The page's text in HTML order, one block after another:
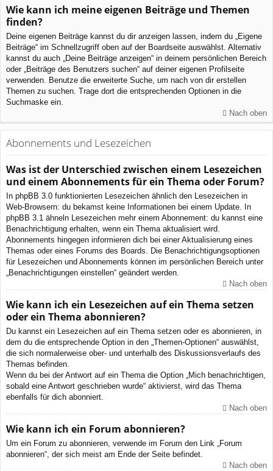
Wie kann ich meine eigenen Beiträge und Themen
finden?
Deine eigenen Beiträge kannst du dir anzeigen lassen, indem du „Eigene
Beiträge“ im Schnellzugriff oben auf der Boardseite auswählst. Alternativ
kannst du auch „Deine Beiträge anzeigen“ in deinem persönlichen Bereich
oder „Beiträge des Benutzers suchen“ auf deiner eigenen Profilseite
verwenden. Benutze die erweiterte Suche, um nach von dir erstellen
Themen zu suchen. Trage dort die entsprechenden Optionen in die
Suchmaske ein.
Nach oben
Abonnements und Lesezeichen
Was ist der Unterschied zwischen einem Lesezeichen
und einem Abonnements für ein Thema oder Forum?
In phpBB 3.0 funktionierten Lesezeichen ähnlich den Lesezeichen in
Web-Browsern: du bekamst keine Informationen bei einem Update. In
phpBB 3.1 ähneln Lesezeichen mehr einem Abonnement: du kannst eine
Benachrichtigung erhalten, wenn ein Thema aktualisiert wird.
Abonnements hingegen informieren dich bei einer Aktualisierung eines
Themas oder eines Forums des Boards. Die Benachrichtigungsoptionen
für Lesezeichen und Abonnements können im persönlichen Bereich unter
„Benachrichtigungen einstellen“ geändert werden.
Nach oben
Wie kann ich ein Lesezeichen auf ein Thema setzen
oder ein Thema abonnieren?
Du kannst ein Lesezeichen auf ein Thema setzen oder es abonnieren, in
dem du die entsprechende Option in den „Themen-Optionen“ auswählst,
die sich normalerweise ober- und unterhalb des Diskussionsverlaufs des
Themas befinden.
Wenn du bei der Antwort auf ein Thema die Option „Mich benachrichtigen,
sobald eine Antwort geschrieben wurde“ aktivierst, wird das Thema
ebenfalls für dich abonniert.
Nach oben
Wie kann ich ein Forum abonnieren?
Um ein Forum zu abonnieren, verwende im Forum den Link „Forum
abonnieren“, der sich meist am Ende der Seite befindet.
Nach oben